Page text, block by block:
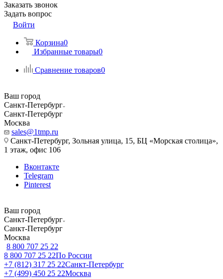
Заказать звонок
Задать вопрос
Войти
Корзина0
Избранные товары0
Сравнение товаров0
Ваш город
Санкт-Петербург
Санкт-Петербург
Москва
sales@1tmp.ru
Санкт-Петербург, Зольная улица, 15, БЦ «Морская столица»,
1 этаж, офис 106
Вконтакте
Telegram
Pinterest
Ваш город
Санкт-Петербург
Санкт-Петербург
Москва
8 800 707 25 22
8 800 707 25 22По России
+7 (812) 317 25 22Санкт-Петербург
+7 (499) 450 25 22Москва